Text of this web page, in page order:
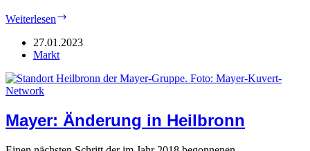
Weiterlesen
Starke
27.01.2023
Markt
Mayer: Änderung in Heilbronn